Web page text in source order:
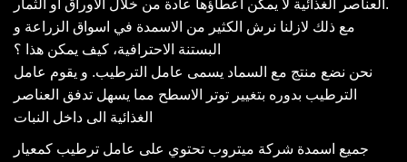
العناصر الغذائية لا يمكن اعطاؤها عادة من خلال الاوراق او الثمار.
مع ذلك لازلنا نرش الكثير من الاسمدة في اسواق الزراعة و
البستنة الاحترافية، كيف يمكن هذا ؟
نحن نضع منتج مع السماد يسمى عامل الترطيب. و يقوم عامل
الترطيب بدوره بتغيير توتر الاسطح مما يسهل تدفق العناصر
الغذائية الى داخل النبات
جميع اسمدة شركة ميتروب تحتوي على عامل ترطيب كمعيار